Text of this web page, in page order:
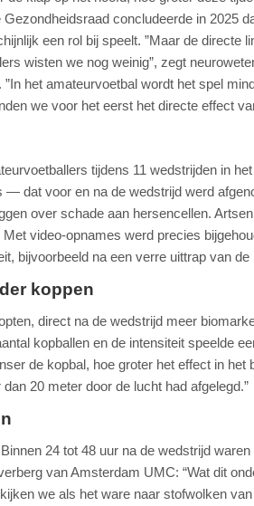
concludeerde in 2025
een rol bij speelt. ”Maar de directe
wisten we nog weinig”, zegt
het amateurvoetbal wordt het spel
we voor het eerst het directe effect
tijdens 11 wedstrijden in
— dat voor en na de wedstrijd werd
over schade aan hersencellen.
video-opnames werd precies
bijvoorbeeld na een verre uittrap van de
koppen
direct na de wedstrijd meer
kopballen en de intensiteit speelde
de kopbal, hoe groter het effect in
20 meter door de lucht had afgelegd.”
24 tot 48 uur na de wedstrijd
van Amsterdam UMC: “Wat dit
we als het ware naar stofwolken